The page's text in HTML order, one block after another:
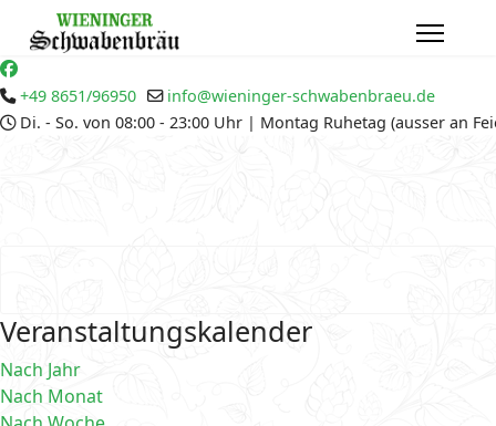
+49 8651/96950
info@wieninger-schwabenbraeu.de
Di. - So. von 08:00 - 23:00 Uhr | Montag Ruhetag (ausser an
Veranstaltungskalender
Nach Jahr
Nach Monat